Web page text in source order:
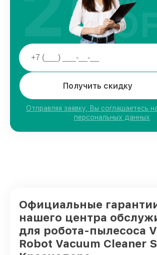
Получить скидку
Отправляя заявку, Вы соглашаетесь
персональных данных
Официальные
нашего центра
для робота-пылесоса
Robot Vacuum Cleaner